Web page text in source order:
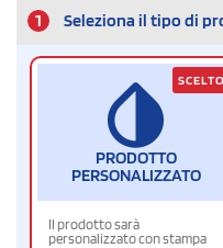
1 Seleziona il tipo di
PRODOTTO
PERSONALIZZATO
Il prodotto sarà
personalizzato con stampa
SCELTO